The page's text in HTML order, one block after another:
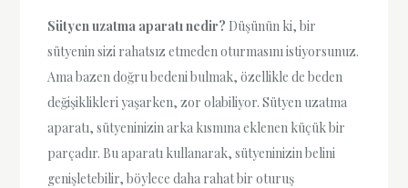
Sütyen uzatma aparatı nedir? Düşünün ki, bir
sütyenin sizi rahatsız etmeden oturmasını istiyorsunuz.
Ama bazen doğru bedeni bulmak, özellikle de beden
değişiklikleri yaşarken, zor olabiliyor. Sütyen uzatma
aparatı, sütyeninizin arka kısmına eklenen küçük bir
parçadır. Bu aparatı kullanarak, sütyeninizin belini
genişletebilir, böylece daha rahat bir oturuş